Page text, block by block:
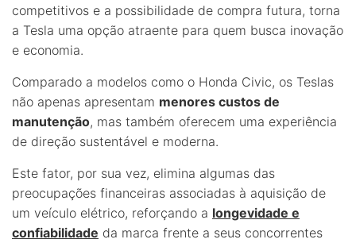
competitivos e a possibilidade de compra futura, torna
a Tesla uma opção atraente para quem busca inovação
e economia.
Comparado a modelos como o Honda Civic, os Teslas
não apenas apresentam menores custos de
manutenção, mas também oferecem uma experiência
de direção sustentável e moderna.
Este fator, por sua vez, elimina algumas das
preocupações financeiras associadas à aquisição de
um veículo elétrico, reforçando a longevidade e
confiabilidade da marca frente a seus concorrentes